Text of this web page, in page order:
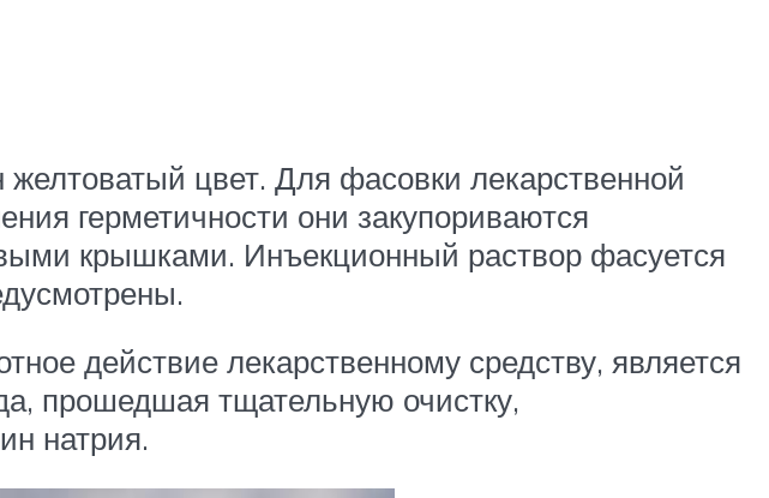
цвет. Для фасовки лекарственной
герметичности они закупориваются
крышками. Инъекционный раствор фасуется
действие лекарственному средству, является
прошедшая тщательную очистку,
натрия.